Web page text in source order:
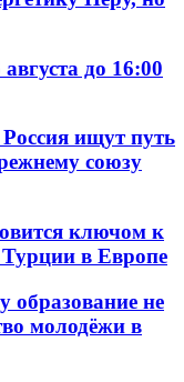
до 16:00
ищут путь
союзу
ключом к
в Европе
образование не
молодёжи в